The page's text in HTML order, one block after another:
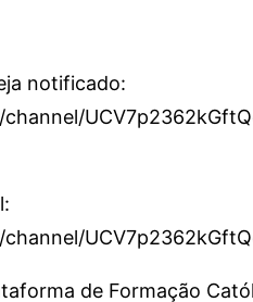
notificado:
de Formação